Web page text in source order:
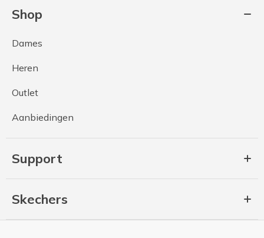
Shop
Dames
Heren
Outlet
Aanbiedingen
Support
Skechers